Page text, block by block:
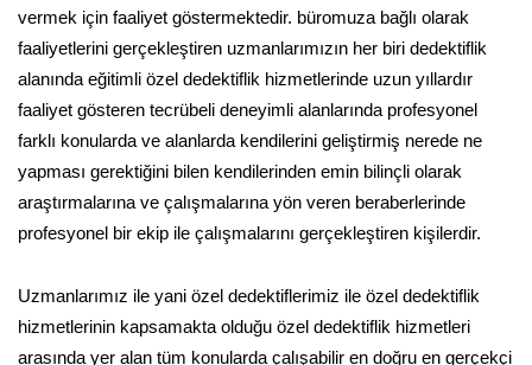
vermek için faaliyet göstermektedir. büromuza bağlı olarak
faaliyetlerini gerçekleştiren uzmanlarımızın her biri dedektiflik
alanında eğitimli özel dedektiflik hizmetlerinde uzun yıllardır
faaliyet gösteren tecrübeli deneyimli alanlarında profesyonel
farklı konularda ve alanlarda kendilerini geliştirmiş nerede ne
yapması gerektiğini bilen kendilerinden emin bilinçli olarak
araştırmalarına ve çalışmalarına yön veren beraberlerinde
profesyonel bir ekip ile çalışmalarını gerçekleştiren kişilerdir.
Uzmanlarımız ile yani özel dedektiflerimiz ile özel dedektiflik
hizmetlerinin kapsamakta olduğu özel dedektiflik hizmetleri
arasında yer alan tüm konularda çalışabilir en doğru en gerçekçi